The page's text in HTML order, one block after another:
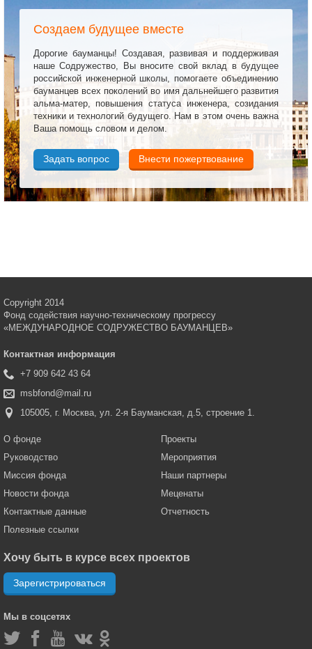
Создаем будущее вместе
Дорогие бауманцы! Создавая, развивая и поддерживая
наше Содружество, Вы вносите свой вклад в будущее
российской инженерной школы, помогаете объединению
бауманцев всех поколений во имя дальнейшего развития
альма-матер, повышения статуса инженера, созидания
техники и технологий будущего. Нам в этом очень важна
Ваша помощь словом и делом.
Задать вопрос Внести пожертвование
Copyright 2014
Фонд содействия научно-техническому прогрессу
«МЕЖДУНАРОДНОЕ СОДРУЖЕСТВО БАУМАНЦЕВ»
Контактная информация
+7 909 642 43 64
msbfond@mail.ru
105005, г. Москва, ул. 2-я Бауманская, д.5, строение 1.
О фонде
Руководство
Миссия фонда
Новости фонда
Контактные данные
Полезные ссылки
Проекты
Мероприятия
Наши партнеры
Меценаты
Отчетность
Хочу быть в курсе всех проектов
Зарегистрироваться
Мы в соцсетях